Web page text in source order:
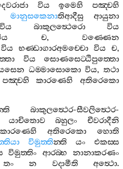
විය ඉමෙහි
පඤ‍්චහි
මානුසකෙනාතිආදීසු
ආයුනා
විය බාකුලත්‍ථෙරො
විය
ච, වණ‍්ණෙන
විය භණ‍්ඩාගාරඅමච‍්චො විය ච,
විය
සොණසෙට‍්ඨිපුත‍්තො
ධම‍්මාසොකො විය,තථා
පඤ‍්චහි කාරණෙහි
අතිරෙකො
බාකුලත්‍ථෙර-සීවලිත්‍ථෙර-
යාචිතොව බහුලං
චීවරාදීනි
කාරණෙහි අතිරෙකො
හොති
විමුත‍්තින‍්ති යං
එකස‍්ස
විමුත‍්තිං ආරබ‍්භ
නානාකරණං
තං න වදාමීති අත්‍ථො.